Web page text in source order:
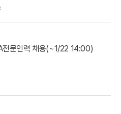
전문인력 채용(~1/22 14:00)